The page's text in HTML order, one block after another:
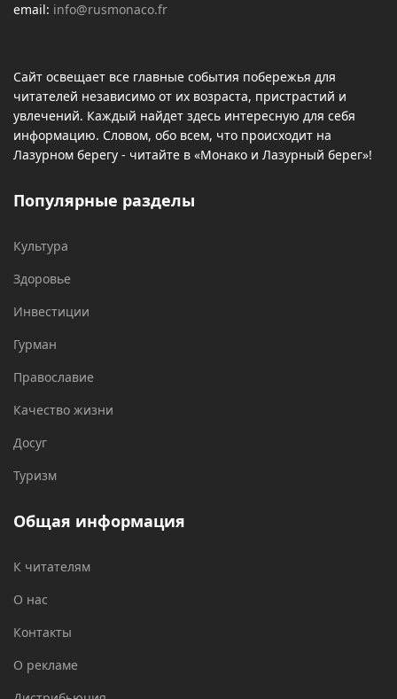
email: info@rusmonaco.fr
Сайт освещает все главные события побережья для
читателей независимо от их возраста, пристрастий и
увлечений. Каждый найдет здесь интересную для себя
информацию. Словом, обо всем, что происходит на
Лазурном берегу - читайте в «Монако и Лазурный берег»!
Популярные разделы
Культура
Здоровье
Инвестиции
Гурман
Православие
Качество жизни
Досуг
Туризм
Общая информация
К читателям
О нас
Контакты
О рекламе